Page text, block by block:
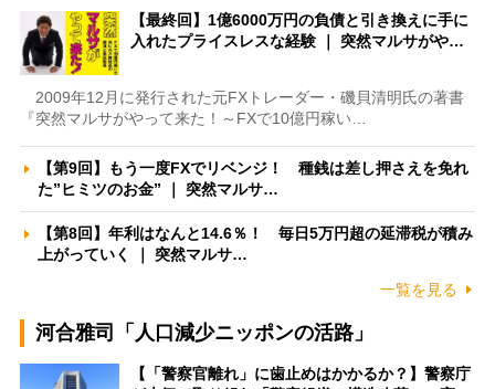
【最終回】1億6000万円の負債と引き換えに手に
入れたプライスレスな経験 ｜ 突然マルサがや…
2009年12月に発行された元FXトレーダー・磯貝清明氏の著書
『突然マルサがやって来た！～FXで10億円稼い…
【第9回】もう一度FXでリベンジ！ 種銭は差し押さえを免れ
た”ヒミツのお金” ｜ 突然マルサ…
【第8回】年利はなんと14.6％！ 毎日5万円超の延滞税が積み
上がっていく ｜ 突然マルサ…
一覧を見る
河合雅司「人口減少ニッポンの活路」
【「警察官離れ」に歯止めはかかるか？】警察庁